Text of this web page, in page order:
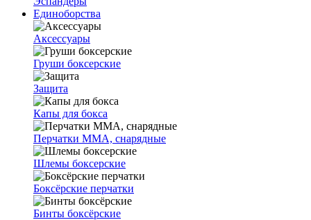
Единоборства
Аксессуары
Груши боксерские
Защита
Капы для бокса
Перчатки ММА, снарядные
Шлемы боксерские
Боксёрские перчатки
Бинты боксёрские